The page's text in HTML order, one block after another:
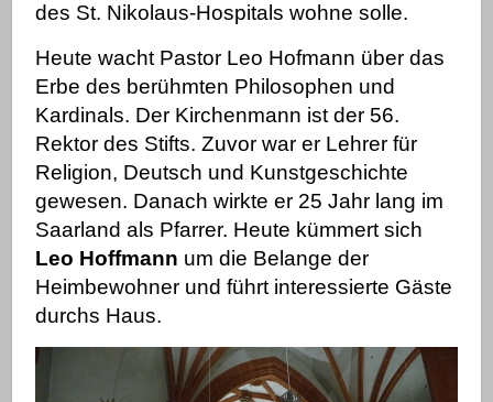
des St. Nikolaus-Hospitals wohne solle.
Heute wacht Pastor Leo Hofmann über das
Erbe des berühmten Philosophen und
Kardinals. Der Kirchenmann ist der 56.
Rektor des Stifts. Zuvor war er Lehrer für
Religion, Deutsch und Kunstgeschichte
gewesen. Danach wirkte er 25 Jahr lang im
Saarland als Pfarrer. Heute kümmert sich
Leo Hoffmann um die Belange der
Heimbewohner und führt interessierte Gäste
durchs Haus.